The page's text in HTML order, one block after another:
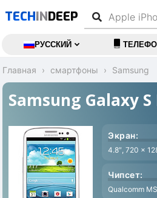
TECHINDEEP
РУССКИЙ
Главная смартфоны Samsung
Samsung Galaxy S
Экран:
4.8″, 720 x
Чипсет:
Qualcomm